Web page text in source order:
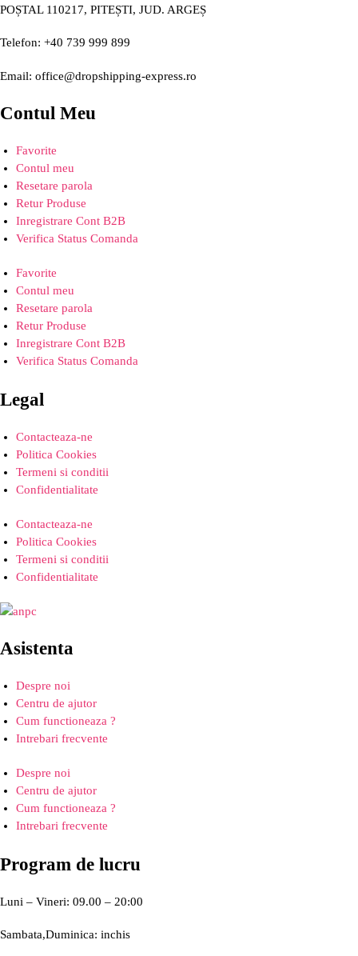
POȘTAL 110217, PITEȘTI, JUD. ARGEȘ
Telefon: +40 739 999 899
Email: office@dropshipping-express.ro
Contul Meu
Favorite
Contul meu
Resetare parola
Retur Produse
Inregistrare Cont B2B
Verifica Status Comanda
Favorite
Contul meu
Resetare parola
Retur Produse
Inregistrare Cont B2B
Verifica Status Comanda
Legal
Contacteaza-ne
Politica Cookies
Termeni si conditii
Confidentialitate
Contacteaza-ne
Politica Cookies
Termeni si conditii
Confidentialitate
Asistenta
Despre noi
Centru de ajutor
Cum functioneaza ?
Intrebari frecvente
Despre noi
Centru de ajutor
Cum functioneaza ?
Intrebari frecvente
Program de lucru
Luni – Vineri: 09.00 – 20:00
Sambata,Duminica: inchis